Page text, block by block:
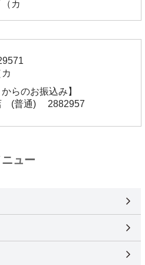
カ
らのお振込み】
(普通) 2882957
ニュー